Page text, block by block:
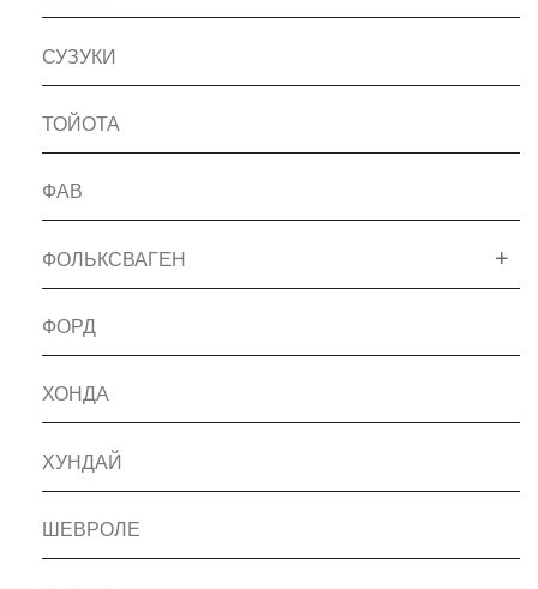
СУЗУКИ
ТОЙОТА
ФАВ
ФОЛЬКСВАГЕН
ФОРД
ХОНДА
ХУНДАЙ
ШЕВРОЛЕ